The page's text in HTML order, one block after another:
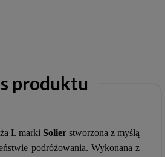
produktu
L marki Solier stworzona z myślą
podróżowania. Wykonana z